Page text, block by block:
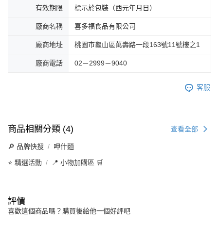
有效期限 標示於包裝（西元年月日）
廠商名稱 喜多福食品有限公司
廠商地址 桃園市龜山區萬壽路一段163號11號樓之1
廠商電話 02－2999－9040
客服
商品相關分類 (4) 查看全部
🔎 品牌快搜 呷什麵
⭐ 精選活動 📍 小物加購區 🛒
評價
喜歡這個商品嗎？購買後給他一個好評吧